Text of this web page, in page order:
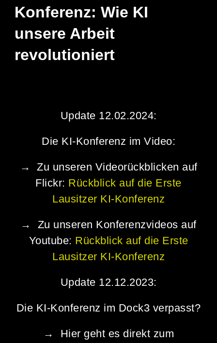
Konferenz: Wie KI
unsere Arbeit
revolutioniert
Update 12.02.2024:
Die KI-Konferenz im Video:
→ Zu unseren Videorückblicken auf
Flickr: Rückblick auf die Erste
Lausitzer KI-Konferenz
→ Zu unseren Konferenzvideos auf
Youtube: Rückblick auf die Erste
Lausitzer KI-Konferenz
Update 12.12.2023:
Die KI-Konferenz im Dock3 verpasst?
→ Hier geht es direkt zum